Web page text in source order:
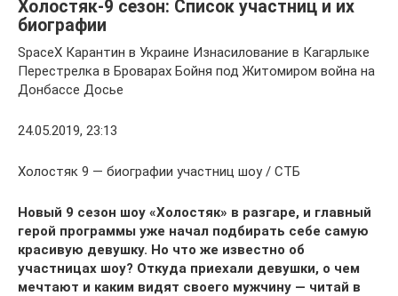
Холостяк-9 сезон: Список участниц и их
биографии
SpaceX Карантин в Украине Изнасилование в Кагарлыке
Перестрелка в Броварах Бойня под Житомиром война на
Донбассе Досье
24.05.2019, 23:13
Холостяк 9 — биографии участниц шоу / СТБ
Новый 9 сезон шоу «Холостяк» в разгаре, и главный
герой программы уже начал подбирать себе самую
красивую девушку. Но что же известно об
участницах шоу? Откуда приехали девушки, о чем
мечтают и каким видят своего мужчину — читай в